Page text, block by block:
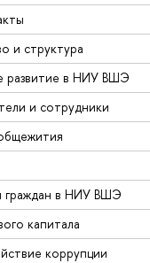
и структура
развитие в НИУ ВШЭ
и сотрудники
граждан в НИУ ВШЭ
капитала
коррупции